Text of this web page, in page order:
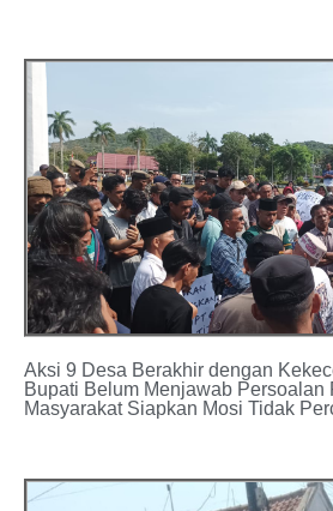
Aksi 9 Desa Berakhir dengan
Bupati Belum Menjawab Persoalan
Masyarakat Siapkan Mosi Tidak